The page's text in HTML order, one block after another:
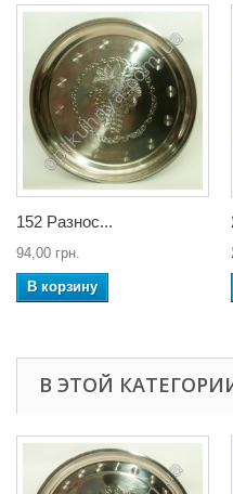
152 Разнос...
94,00 грн.
В корзину
В ЭТОЙ